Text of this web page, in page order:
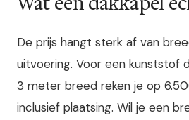
De prijs hangt sterk af van
uitvoering. Voor een kunststof
3 meter breed reken je op
inclusief plaatsing. Wil je een